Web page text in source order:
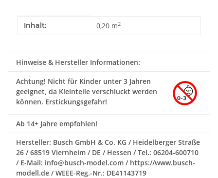
Produkteigenschaft
Wert
Inhalt: 0,20 m2
Hinweise & Hersteller Informationen:
Achtung! Nicht für Kinder unter 3 Jahren
geeignet, da Kleinteile verschluckt werden
können. Erstickungsgefahr!
Ab 14+ Jahre empfohlen!
Hersteller: Busch GmbH & Co. KG / Heidelberger Straße
26 / 68519 Viernheim / DE / Hessen / Tel.: 06204-600710
/ E-Mail: info@busch-model.com / https://www.busch-
modell.de / WEEE-Reg.-Nr.: DE41143719